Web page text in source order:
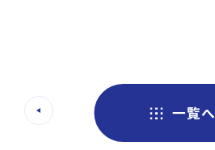
一覧へ